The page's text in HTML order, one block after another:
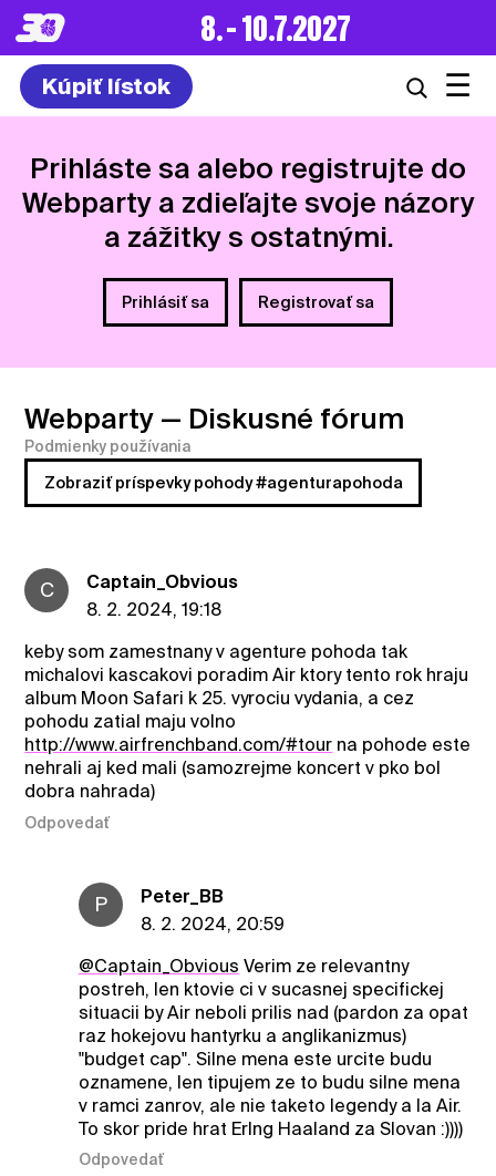
8. – 10.7.2027
Kúpiť lístok ☰
Prihláste sa alebo registrujte do
Webparty a zdieľajte svoje názory
a zážitky s ostatnými.
Prihlásiť sa Registrovať sa
Webparty — Diskusné fórum
Podmienky používania
Zobraziť príspevky pohody #agenturapohoda
C
Captain_Obvious
8. 2. 2024, 19:18
keby som zamestnany v agenture pohoda tak
michalovi kascakovi poradim Air ktory tento rok hraju
album Moon Safari k 25. vyrociu vydania, a cez
pohodu zatial maju volno
http://www.airfrenchband.com/#tour na pohode este
nehrali aj ked mali (samozrejme koncert v pko bol
dobra nahrada)
Odpovedať
P
Peter_BB
8. 2. 2024, 20:59
@Captain_Obvious Verim ze relevantny
postreh, len ktovie ci v sucasnej specifickej
situacii by Air neboli prilis nad (pardon za opat
raz hokejovu hantyrku a anglikanizmus)
"budget cap". Silne mena este urcite budu
oznamene, len tipujem ze to budu silne mena
v ramci zanrov, ale nie taketo legendy a la Air.
To skor pride hrat Erlng Haaland za Slovan :))))
Odpovedať